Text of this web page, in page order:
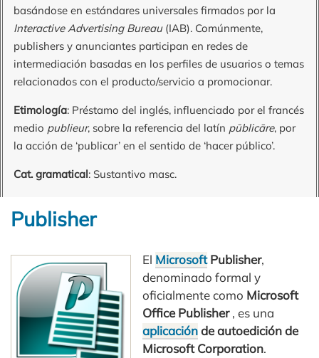
basándose en estándares universales firmados por la
Interactive Advertising Bureau(IAB). Comúnmente,
publishers y anunciantes participan en redes de
intermediación basadas en los perfiles de usuarios o temas
relacionados con el producto/servicio a promocionar.
Etimología: Préstamo del inglés, influenciado por el francés
medio publieur, sobre la referencia del latín pūblicāre, por
la acción de ‘publicar’ en el sentido de ‘hacer público’.
Cat. gramatical: Sustantivo masc.
Publisher
El MicrosoftPublisher,
denominado formal y
oficialmente como Microsoft
Office Publisher, es una
aplicaciónde autoedición de
Microsoft Corporation.